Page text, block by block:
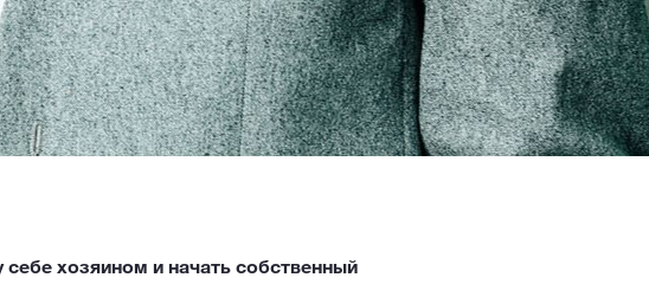
хозяином и начать собственный